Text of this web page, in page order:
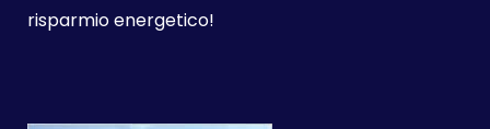
risparmio energetico!